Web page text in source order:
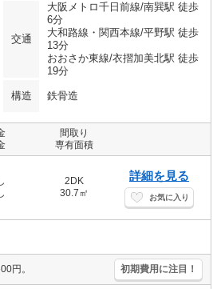
交通
大阪メトロ千日前線/南巽駅 徒歩
6分
大和路線・関西本線/平野駅 徒歩
13分
おおさか東線/衣摺加美北駅 徒歩
19分
構造 鉄骨造
間取り
専有面積
2DK
30.7㎡
詳細を見る
お気に入り
円。 初期費用に注目！